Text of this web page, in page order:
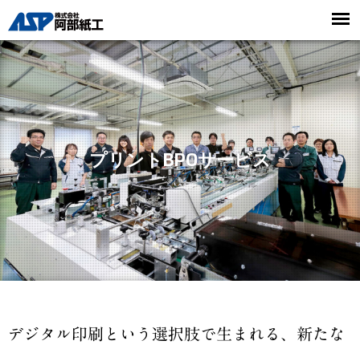
プリントBPOサービス
デジタル印刷という選択肢で生まれる、新たな